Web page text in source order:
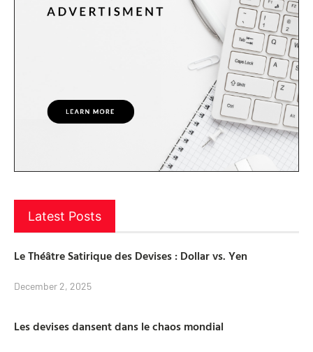
Latest Posts
Le Théâtre Satirique des Devises : Dollar vs. Yen
December 2, 2025
Les devises dansent dans le chaos mondial